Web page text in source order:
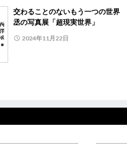
交わることのないもう一つの世界
丞の写真展「超現実世界」
2024年11月22日